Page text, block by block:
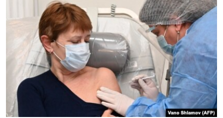
ՏԱՐԱԾԱՇՐՋԱՆ
ՄԻՋԱԶԳԱՅԻՆ
ՄՇԱԿՈՒՅԹ
ՍՊՈՐՏ
ՄԵԿՆԱԲԱՆՈՒԹՅՈՒՆ
ՏՏ ԵՒ ԻՆՏԵՐՆԵՏ